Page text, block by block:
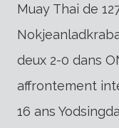
Muay Thai de
deux 2-0 dans
affrontement
16 ans